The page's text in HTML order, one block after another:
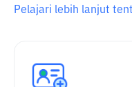
Pelajari lebih lanjut